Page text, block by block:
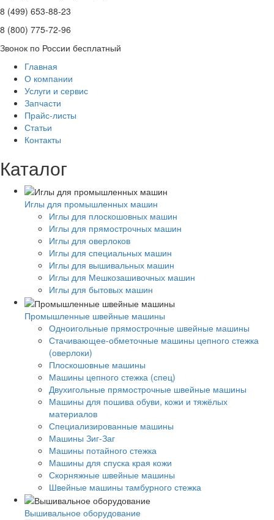
8 (499) 653-88-23
8 (800) 775-72-96
Звонок по России бесплатный
Главная
О компании
Услуги и сервис
Запчасти
Прайс-листы
Статьи
Контакты
Каталог
Иглы для промышленных машин
Иглы для плоскошовных машин
Иглы для прямострочных машин
Иглы для оверлоков
Иглы для специальных машин
Иглы для вышивальных машин
Иглы для Мешкозашивочных машин
Иглы для бытовых машин
Промышленные швейные машины
Одноигольные прямострочные швейные машины
Стачивающее-обметочные машины цепного стежка
(оверлоки)
Плоскошовные машины
Машины цепного стежка (спец)
Двухигольные прямострочные швейные машины
Машины для пошива обуви, кожи и тяжёлых
материалов
Специализированные машины
Машины Зиг-Заг
Машины потайного стежка
Машины для спуска края кожи
Скорняжные швейные машины
Швейные машины тамбурного стежка
Вышивальное оборудование